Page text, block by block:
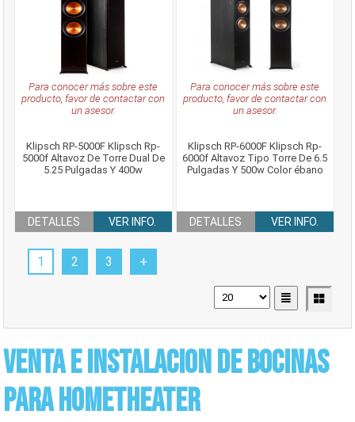
Para conocer más sobre este
producto, favor de contactar con
un asesor.
Klipsch RP-5000F Klipsch Rp-
5000f Altavoz De Torre Dual De
5.25 Pulgadas Y 400w
DETALLES VER INFO.
Para conocer más sobre este
producto, favor de contactar con
un asesor.
Klipsch RP-6000F Klipsch Rp-
6000f Altavoz Tipo Torre De 6.5
Pulgadas Y 500w Color ébano
DETALLES VER INFO.
1 2 3 +
Venta e instalacion de bocinas
para Hometheater